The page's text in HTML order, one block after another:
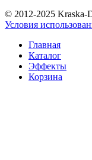
© 2012-2025 Kraska-
Условия
Главная
Каталог
Эффекты
Корзина